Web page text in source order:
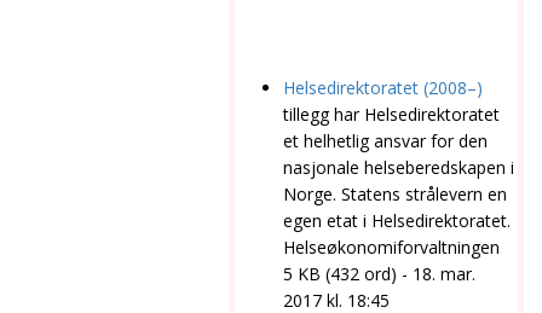
Helsedirektoratet (2008–)
tillegg har Helsedirektoratet
et helhetlig ansvar for den
nasjonale helseberedskapen i
Norge. Statens strålevern en
egen etat i Helsedirektoratet.
Helseøkonomiforvaltningen
5 KB (432 ord) - 18. mar.
2017 kl. 18:45